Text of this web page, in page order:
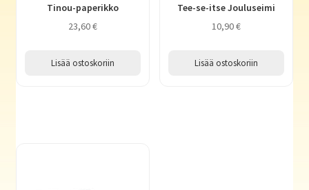
Tinou-paperikko
23,60€
Lisää ostoskoriin
Tee-se-itse Jouluseimi
10,90€
Lisää ostoskoriin